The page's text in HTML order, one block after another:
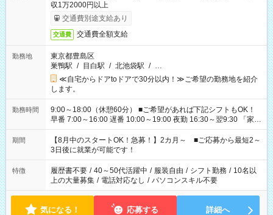
収1万2000円以上
交通費別途支給あり
交通費 交通費全額支給
勤務地
東京都豊島区
巣鴨駅 / 目白駅 / 北池袋駅 / …
≪自宅からドアtoドアで30分以内！≫ご希望の勤務地を紹介
します。
勤務時間
9:00～18:00（休憩60分） ■ご希望があれば下記シフトもOK！
早番 7:00～16:00 遅番 10:00～19:00 夜勤 16:30～翌9:30 「家族
と休みを合わせたい」 「余裕を持って夕飯の準備がしたい」
「できれば残業はしたくない」 など、ご希望を教えてください
ね。 ※Wワーク希望の方へ 今ご覧のお仕事で希望する勤務時間
と、もう1つのお仕事の勤務時間。 合計で週40時間を超える場
合は応募できません。
期間
【8月中のスタートOK！急募！】2カ月～ ■ご応募から最短2～
3日後に就業が可能です！
特徴 履歴書不要 / 40～50代活躍中 / 服装自由 / シフト勤務 / 10名以
上の大量募集 / 電話対応なし / パソコンスキル不要
気になる！ 応募する 詳細へ